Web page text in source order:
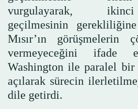
vurgulayarak,
geçilmesinin
Mısır’ın görüşmelerin
vermeyeceğini ifade
Washington ile paralel
açılarak sürecin
dile getirdi.